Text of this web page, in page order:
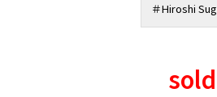
＃Hiroshi